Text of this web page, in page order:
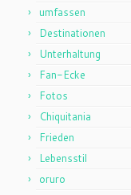
umfassen
Destinationen
Unterhaltung
Fan-Ecke
Fotos
Chiquitania
Frieden
Lebensstil
oruro